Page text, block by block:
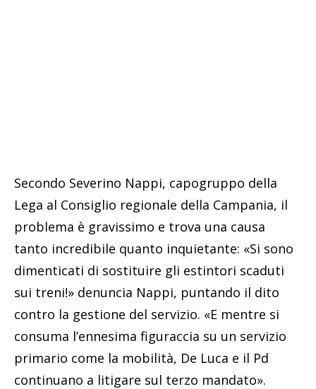
Secondo Severino Nappi, capogruppo della
Lega al Consiglio regionale della Campania, il
problema è gravissimo e trova una causa
tanto incredibile quanto inquietante: «Si sono
dimenticati di sostituire gli estintori scaduti
sui treni!» denuncia Nappi, puntando il dito
contro la gestione del servizio. «E mentre si
consuma l’ennesima figuraccia su un servizio
primario come la mobilità, De Luca e il Pd
continuano a litigare sul terzo mandato».